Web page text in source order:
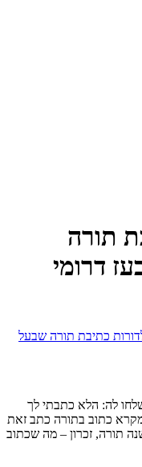
תורה
דרומי
כתיבת תורה שבעל
לה: הלא כתבתי לך
כתוב בתורה כתב זאת
תורה, זכרון – מה שכתוב